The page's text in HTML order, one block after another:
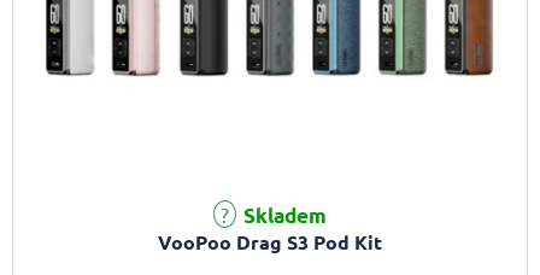
VooPoo Drag S3 Pod Kit
Skladem